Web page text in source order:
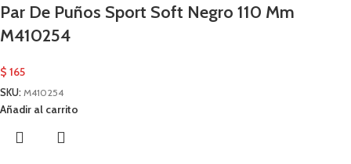
Par De Puños Sport Soft Negro 110 Mm
M410254
$ 165
SKU: M410254
Añadir al carrito